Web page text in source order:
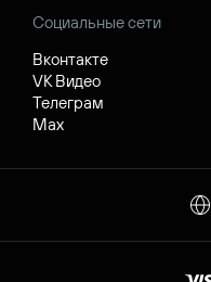
Социальные сети
Вконтакте
VK Видео
Телеграм
Max